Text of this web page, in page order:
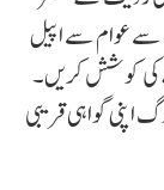
عوام سے اپیل
دیکھنے کی کوشش کریں۔
اپنی گواہی قریبی